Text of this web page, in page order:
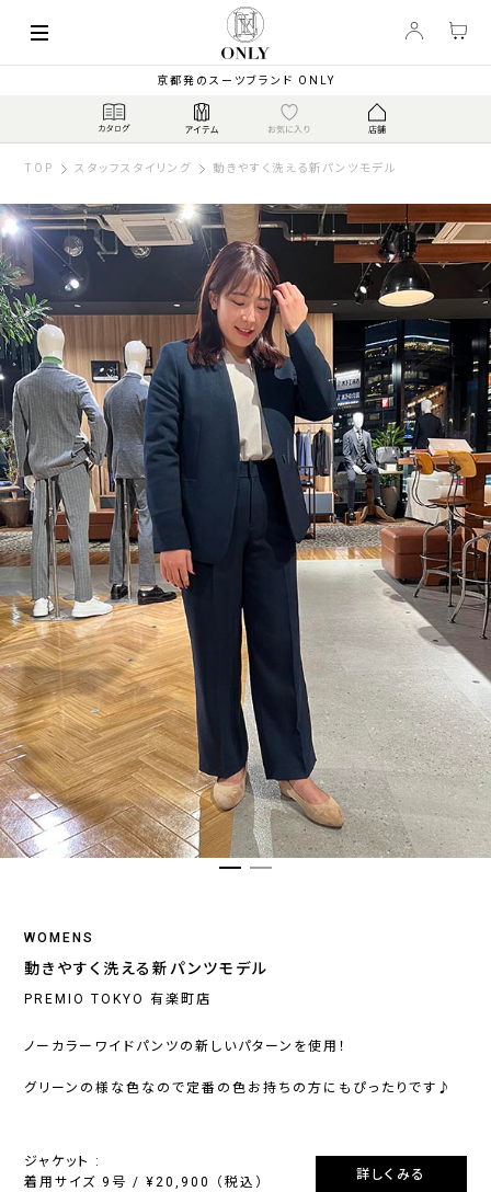
京都発のスーツブランド ONLY
TOP スタッフスタイリング 動きやすく洗える新パンツモデル
WOMENS
動きやすく洗える新パンツモデル
PREMIO TOKYO 有楽町店
ノーカラーワイドパンツの新しいパターンを使用！
グリーンの様な色なので定番の色お持ちの方にもぴったりです♪
ジャケット :
着用サイズ 9号 / ¥20,900 （税込）
詳しくみる